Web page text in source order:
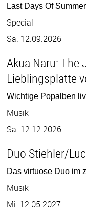
Last Days Of
Special
Sa. 12.09.2026
Akua Naru: The
Lieblingsplatte
Wichtige Popalben
Musik
Sa. 12.12.2026
Duo Stiehler/
Das virtuose Duo im
Musik
Mi. 12.05.2027